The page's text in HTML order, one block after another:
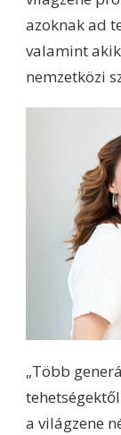
azoknak ad
valamint
nemzetközi
„Több
a világzene